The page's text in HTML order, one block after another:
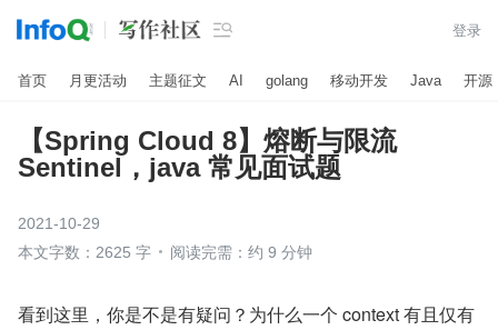
 登录
首页 月更活动 主题征文 AI golang 移动开发 Java 开源
【Spring Cloud 8】熔断与限流
Sentinel，java 常见面试题
2021-10-29
本文字数：2625 字
阅读完需：约 9 分钟
看到这里，你是不是有疑问？为什么一个 context 有且仅有